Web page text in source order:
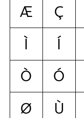
Æ
Ç
Ì
Í
Ò
Ó
Ø
Ù